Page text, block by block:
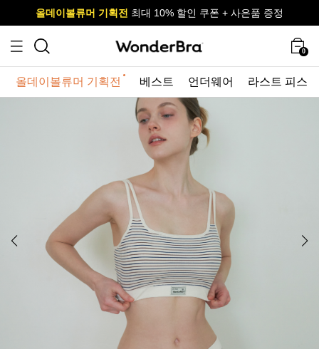
사이즈 무료 교환 서비스
올데이볼류머 기획전 최대 10% 할인 쿠폰 + 사은품 증정
사이즈 무료 교환 서비스
올데이볼류머 기획전
0
올데이볼류머 기획전 베스트 언더웨어 라스트 피스